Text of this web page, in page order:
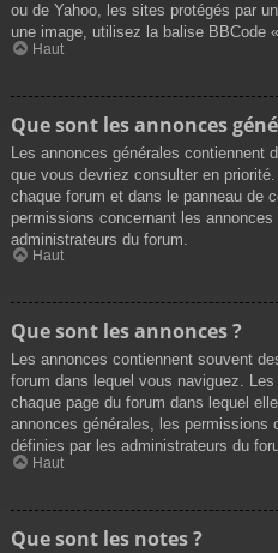
ou de Yahoo, les sites protégés par
une image, utilisez la balise BBCode
Haut
Que sont les annonces
Les annonces générales
que vous devriez consulter en
chaque forum et dans le panneau de
permissions concernant les
administrateurs du forum.
Haut
Que sont les annonces ?
Les annonces contiennent souvent
forum dans lequel vous naviguez.
chaque page du forum dans lequel
annonces générales, les permissions
définies par les administrateurs du
Haut
Que sont les notes ?